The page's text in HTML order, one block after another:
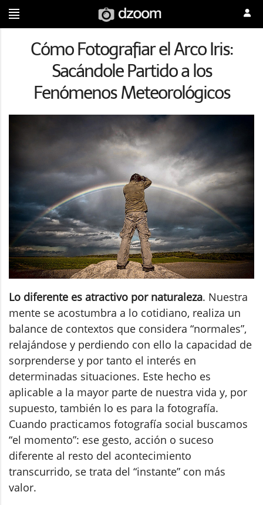
Cómo Fotografiar el Arco Iris:
Sacándole Partido a los
Fenómenos Meteorológicos
Lo diferente es atractivo por naturaleza. Nuestra
mente se acostumbra a lo cotidiano, realiza un
balance de contextos que considera “normales”,
relajándose y perdiendo con ello la capacidad de
sorprenderse y por tanto el interés en
determinadas situaciones. Este hecho es
aplicable a la mayor parte de nuestra vida y, por
supuesto, también lo es para la fotografía.
Cuando practicamos fotografía social buscamos
“el momento”: ese gesto, acción o suceso
diferente al resto del acontecimiento
transcurrido, se trata del “instante” con más
valor.